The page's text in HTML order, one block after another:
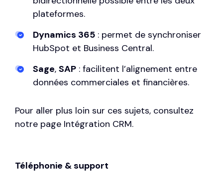
plateformes.
Dynamics 365 : permet de synchroniser
HubSpot et Business Central.
Sage, SAP : facilitent l’alignement entre
données commerciales et financières.
Pour aller plus loin sur ces sujets, consultez
notre page Intégration CRM.
Téléphonie & support